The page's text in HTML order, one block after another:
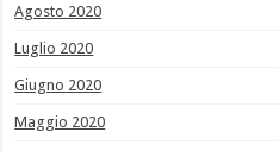
Agosto 2020
Luglio 2020
Giugno 2020
Maggio 2020